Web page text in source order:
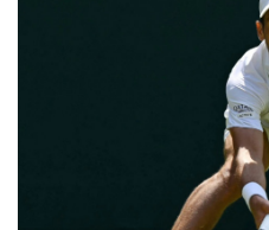
Urteil in Prozess um
Vorwurf der Preisabsprache:
Investoren-Affäre: Fifa-
Steinmeier-Nachfolge: